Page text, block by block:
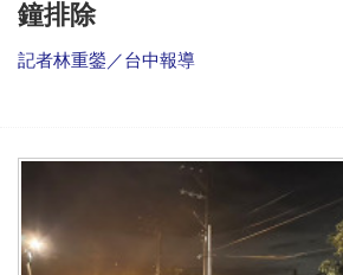
鐘排除
記者林重鎣／台中報導